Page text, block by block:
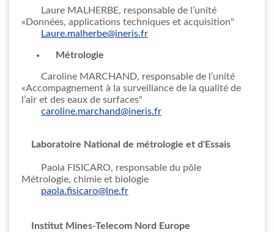
Laure MALHERBE, responsable de l’unité
«Données, applications techniques et acquisition"
Laure.malherbe@ineris.fr
Métrologie
Caroline MARCHAND, responsable de l’unité
«Accompagnement à la surveillance de la qualité de
l’air et des eaux de surfaces"
caroline.marchand@ineris.fr
Laboratoire National de métrologie et d'Essais
Paola FISICARO, responsable du pôle
Métrologie, chimie et biologie
paola.fisicaro@lne.fr
Institut Mines-Telecom Nord Europe